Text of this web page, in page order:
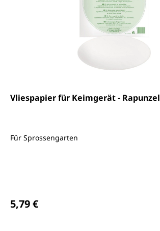
Vliespapier für Keimgerät - Rapunzel
Für Sprossengarten
5,79 €